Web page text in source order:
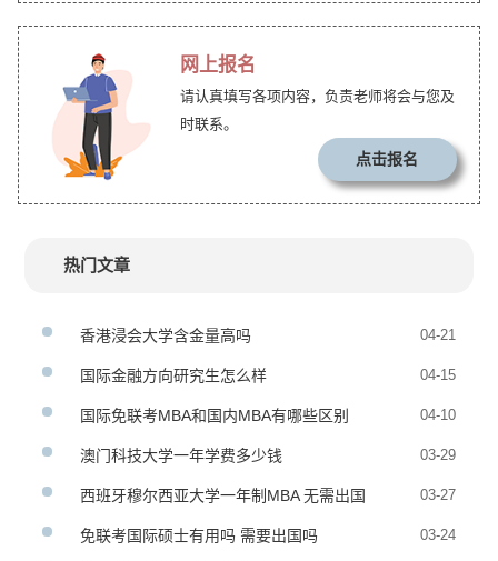
网上报名
请认真填写各项内容，负责老师将会与您及
时联系。
点击报名
热门文章
香港浸会大学含金量高吗 04-21
国际金融方向研究生怎么样 04-15
国际免联考MBA和国内MBA有哪些区别 04-10
澳门科技大学一年学费多少钱 03-29
西班牙穆尔西亚大学一年制MBA 无需出国 03-27
免联考国际硕士有用吗 需要出国吗 03-24